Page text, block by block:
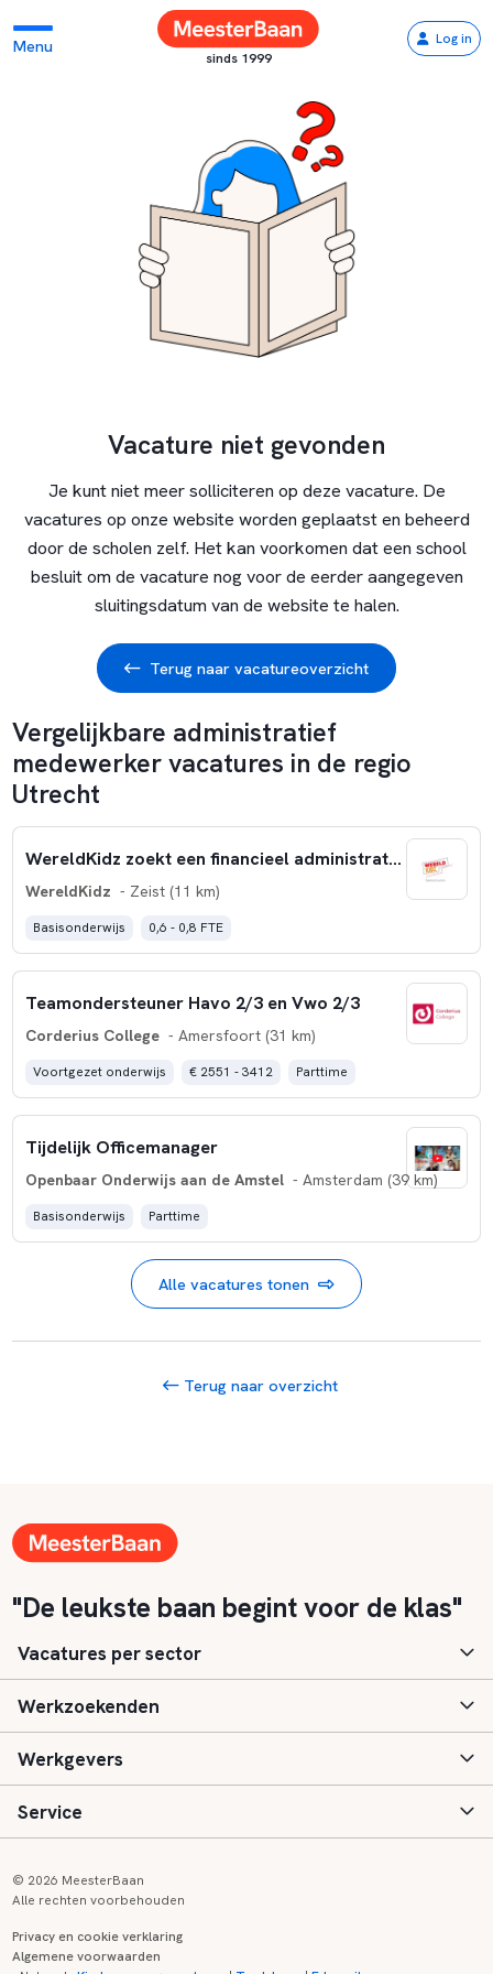
Menu
sinds 1999
Log in
Vacature niet gevonden
Je kunt niet meer solliciteren op deze vacature. De
vacatures op onze website worden geplaatst en beheerd
door de scholen zelf. Het kan voorkomen dat een school
besluit om de vacature nog voor de eerder aangegeven
sluitingsdatum van de website te halen.
Terug naar vacatureoverzicht
Vergelijkbare administratief
medewerker vacatures in de regio
Utrecht
WereldKidz zoekt een financieel administratief medewerker
WereldKidz - Zeist (11 km)
Basisonderwijs 0,6 - 0,8 FTE
Teamondersteuner Havo 2/3 en Vwo 2/3
Corderius College - Amersfoort (31 km)
Voortgezet onderwijs € 2551 - 3412 Parttime
Tijdelijk Officemanager
Openbaar Onderwijs aan de Amstel - Amsterdam (39 km)
Basisonderwijs Parttime
Alle vacatures tonen
Terug naar overzicht
"De leukste baan begint voor de klas"
Vacatures per sector
Basisonderwijs
Speciaal (basis) onderwijs
Voortgezet onderwijs
Werkzoekenden
Aanmelden
Vacatures
Werkgevers
Inloggen
Service
© 2026 MeesterBaan
Alle rechten voorbehouden
Privacy en cookie verklaring
Algemene voorwaarden